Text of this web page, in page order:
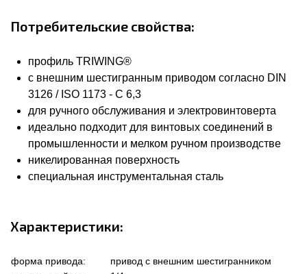
Потребительские свойства:
профиль TRIWING®
с внешним шестигранным приводом согласно DIN
3126 / ISO 1173 - C 6,3
для ручного обслуживания и электровинтоверта
идеально подходит для винтовых соединений в
промышленности и мелком ручном производстве
никелированная поверхность
специальная инструментальная сталь
Характеристики:
форма привода:
привод с внешним шестигранником